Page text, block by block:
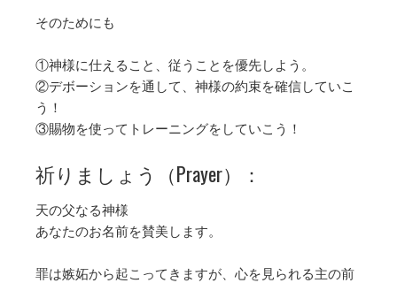
そのためにも
①神様に仕えること、従うことを優先しよう。
②デボーションを通して、神様の約束を確信していこ
う！
③賜物を使ってトレーニングをしていこう！
祈りましょう（Prayer）：
天の父なる神様
あなたのお名前を賛美します。
罪は嫉妬から起こってきますが、心を見られる主の前